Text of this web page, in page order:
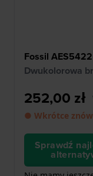
Fossil
Dwukolorowa
252,00 zł
● Wkrótce
Sprawdź